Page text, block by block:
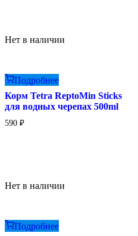
Нет в наличии
Подробнее
Корм Tetra ReptoMin Sticks
для водных черепах 500ml
590 ₽
Нет в наличии
Подробнее